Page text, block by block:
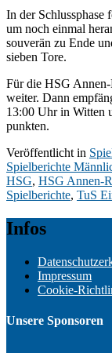
In der Schlussphase
um noch einmal
souverän zu Ende
sieben Tore.
Für die HSG Annen-
weiter. Dann
13:00 Uhr in Witten
punkten.
Veröffentlicht in
Spielberichte
HSG, HSG Annen-
Spielberichte, TuS
Infos
Impressum
Cookie-
Unsere Sponsoren